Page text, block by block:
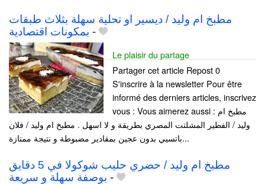
مطبخ ام وليد / ديسير او تحلية سهلة بثلاث طبقات
بمكونات اقتصادية -
Le plaisir du partage
Partager cet article Repost 0
S'inscrire à la newsletter Pour être
informé des derniers articles, inscrivez
vous : Vous aimerez aussi : مطبخ ام
وليد / الفطير المشلتت المصري بطريقة و لا اسهل . مطبخ ام وليد / فلان
باتسيي بدون عجين بمقادير مضبوطة و نتيجة ممتازة...
مطبخ ام وليد / حضري حليب شوكولا في 5 دقايق
بوصفة سهلة و سريعة -